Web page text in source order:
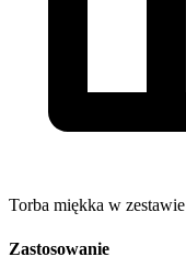
Torba miękka w zestawie
Zastosowanie